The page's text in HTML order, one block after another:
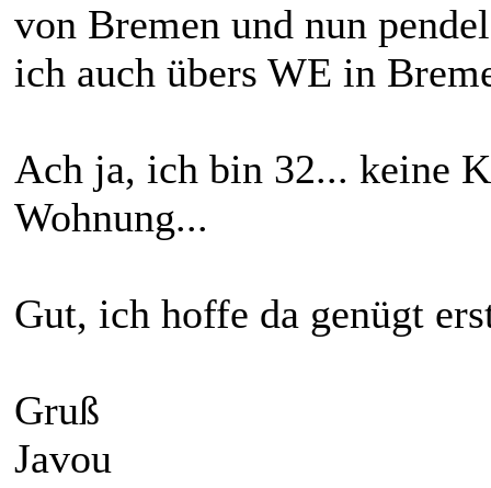
von Bremen und nun
ich auch übers WE in
Ach ja, ich bin 32... keine
Wohnung...
Gut, ich hoffe da genügt
Gruß
Javou